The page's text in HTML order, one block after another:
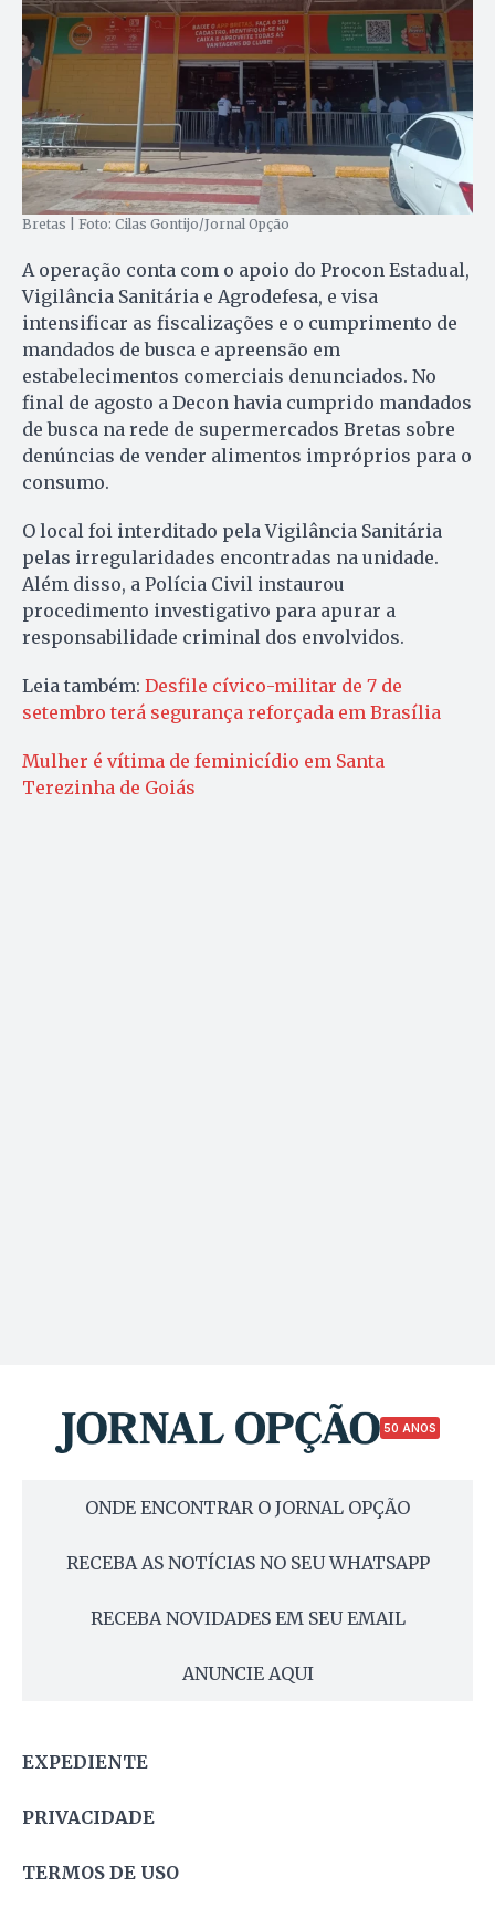
Bretas | Foto: Cilas Gontijo/Jornal Opção
A operação conta com o apoio do Procon Estadual,
Vigilância Sanitária e Agrodefesa, e visa
intensificar as fiscalizações e o cumprimento de
mandados de busca e apreensão em
estabelecimentos comerciais denunciados. No
final de agosto a Decon havia cumprido mandados
de busca na rede de supermercados Bretas sobre
denúncias de vender alimentos impróprios para o
consumo.
O local foi interditado pela Vigilância Sanitária
pelas irregularidades encontradas na unidade.
Além disso, a Polícia Civil instaurou
procedimento investigativo para apurar a
responsabilidade criminal dos envolvidos.
Leia também: Desfile cívico-militar de 7 de
setembro terá segurança reforçada em Brasília
Mulher é vítima de feminicídio em Santa
Terezinha de Goiás
50 ANOS
ONDE ENCONTRAR O JORNAL OPÇÃO
RECEBA AS NOTÍCIAS NO SEU WHATSAPP
RECEBA NOVIDADES EM SEU EMAIL
ANUNCIE AQUI
EXPEDIENTE
PRIVACIDADE
TERMOS DE USO